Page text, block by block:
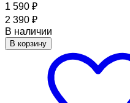
1 590 ₽
2 390 ₽
В наличии
В корзину